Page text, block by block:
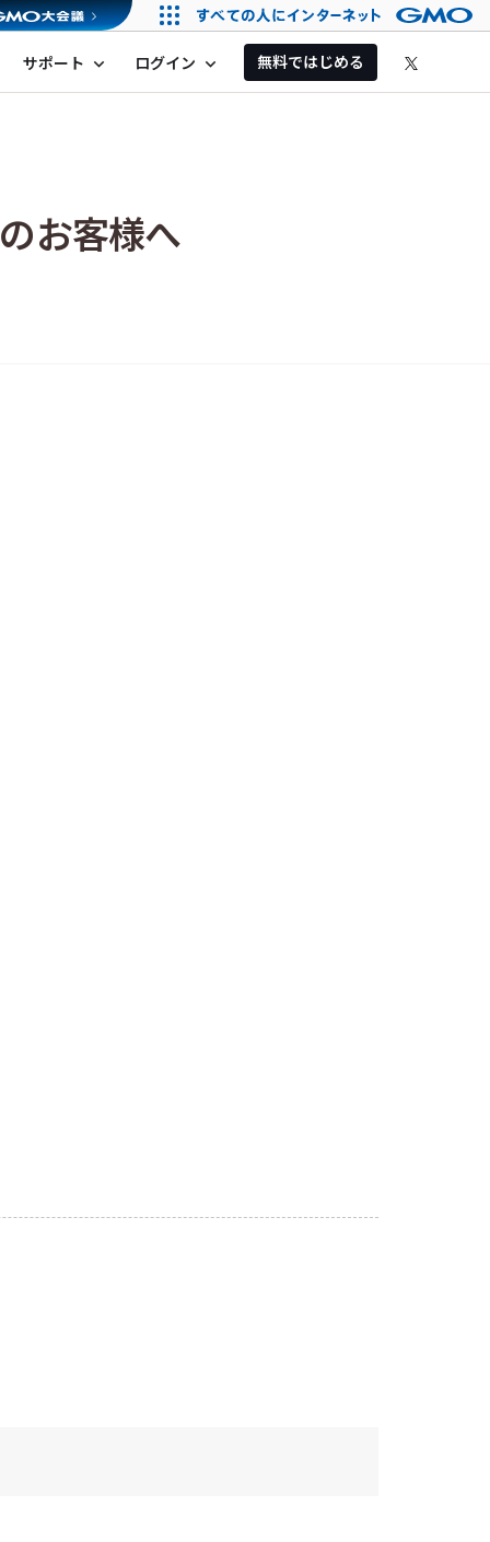
サポート expand_more ログイン expand_more 無料ではじめる
お客様へ